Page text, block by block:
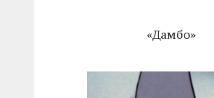
«Дамбо»